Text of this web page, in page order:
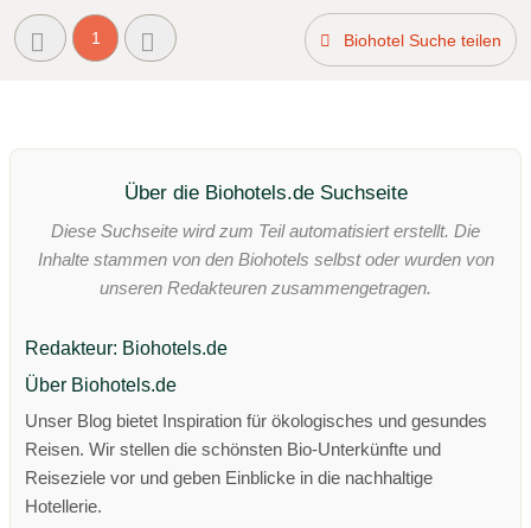
1 Biohotel Suche teilen
Über die Biohotels.de Suchseite
Diese Suchseite wird zum Teil automatisiert erstellt. Die
Inhalte stammen von den Biohotels selbst oder wurden von
unseren Redakteuren zusammengetragen.
Redakteur: Biohotels.de
Über Biohotels.de
Unser Blog bietet Inspiration für ökologisches und gesundes
Reisen. Wir stellen die schönsten Bio-Unterkünfte und
Reiseziele vor und geben Einblicke in die nachhaltige
Hotellerie.